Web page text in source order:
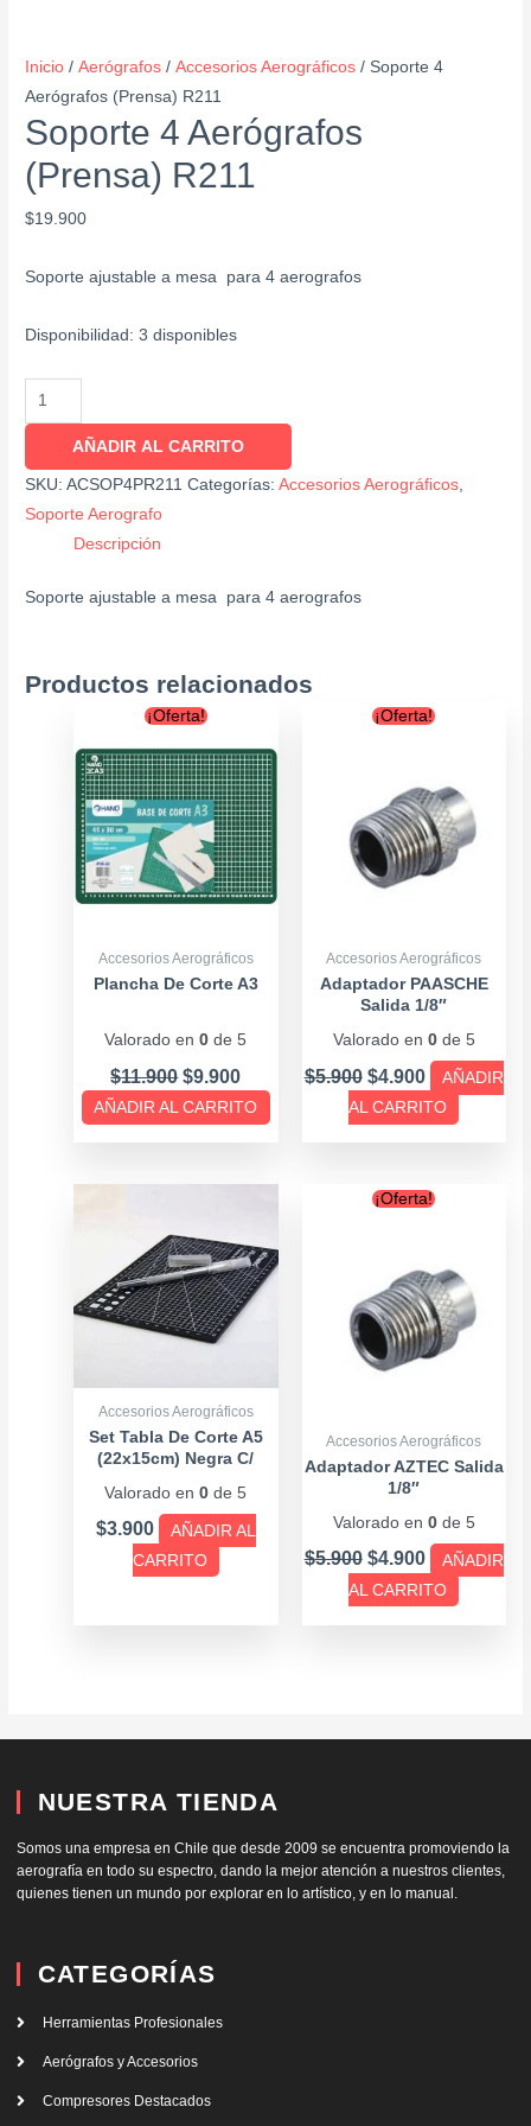
Inicio /Aerógrafos /Accesorios Aerográficos / Soporte 4
Aerógrafos (Prensa) R211
Soporte 4 Aerógrafos
(Prensa) R211
$19.900
Soporte ajustable a mesa para 4 aerografos
Disponibilidad: 3 disponibles
AÑADIR AL CARRITO
SKU:ACSOP4PR211 Categorías:Accesorios Aerográficos
Soporte Aerografo
Descripción
Soporte ajustable a mesa para 4 aerografos
Productos relacionados
¡Oferta!
Accesorios Aerográficos
Plancha De Corte A3
Valorado en0 de 5
$11.900
Original
was:
$11.900.
$9.900
is:
$9.900.
AÑADIR AL CARRITO
¡Oferta!
Accesorios Aerográficos
Adaptador PAASCHE
Salida 1/8″
Valorado en 0de 5
$5.900
Original
$5.900.
$4.900
Current
$4.900.
AÑADIR
AL CARRITO
Accesorios Aerográficos
Set Tabla De Corte A5
(22x15cm) Negra C/
Valorado en0 de 5
$3.900
AÑADIR AL
CARRITO
¡Oferta!
Accesorios Aerográficos
Adaptador AZTEC Salida
1/8″
Valorado en 0de 5
$5.900
Original
$5.900.
$4.900
Current
$4.900.
AÑADIR
AL CARRITO
NUESTRA TIENDA
Somos una empresa en Chile que desde 2009 se encuentra promoviendo la
aerografía en todo su espectro, dando la mejor atención a nuestros clientes,
quienes tienen un mundo por explorar en lo artístico, y en lo manual.
CATEGORÍAS
Herramientas Profesionales
Aerógrafos y Accesorios
Compresores Destacados